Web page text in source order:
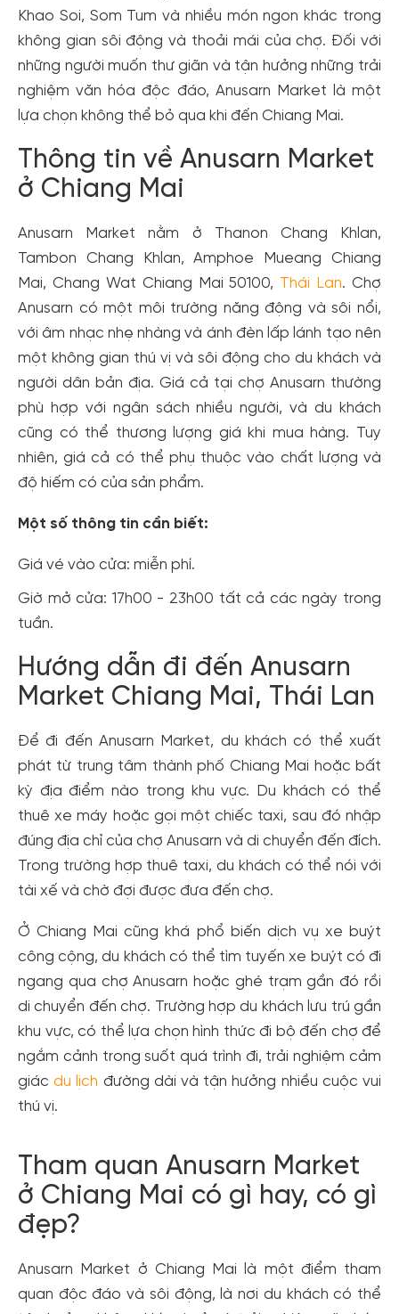
Khao Soi, Som Tum và nhiều món ngon khác trong
không gian sôi động và thoải mái của chợ. Đối với
những người muốn thư giãn và tận hưởng những trải
nghiệm văn hóa độc đáo, Anusarn Market là một
lựa chọn không thể bỏ qua khi đến Chiang Mai.
Thông tin về Anusarn Market
ở Chiang Mai
Anusarn Market nằm ở Thanon Chang Khlan,
Tambon Chang Khlan, Amphoe Mueang Chiang
Mai, Chang Wat Chiang Mai 50100, Thái Lan. Chợ
Anusarn có một môi trường năng động và sôi nổi,
với âm nhạc nhẹ nhàng và ánh đèn lấp lánh tạo nên
một không gian thú vị và sôi động cho du khách và
người dân bản địa. Giá cả tại chợ Anusarn thường
phù hợp với ngân sách nhiều người, và du khách
cũng có thể thương lượng giá khi mua hàng. Tuy
nhiên, giá cả có thể phụ thuộc vào chất lượng và
độ hiếm có của sản phẩm.
Một số thông tin cần biết:
Giá vé vào cửa: miễn phí.
Giờ mở cửa: 17h00 - 23h00 tất cả các ngày trong
tuần.
Hướng dẫn đi đến Anusarn
Market Chiang Mai, Thái Lan
Để đi đến Anusarn Market, du khách có thể xuất
phát từ trung tâm thành phố Chiang Mai hoặc bất
kỳ địa điểm nào trong khu vực. Du khách có thể
thuê xe máy hoặc gọi một chiếc taxi, sau đó nhập
đúng địa chỉ của chợ Anusarn và di chuyển đến đích.
Trong trường hợp thuê taxi, du khách có thể nói với
tài xế và chờ đợi được đưa đến chợ.
Ở Chiang Mai cũng khá phổ biến dịch vụ xe buýt
công cộng, du khách có thể tìm tuyến xe buýt có đi
ngang qua chợ Anusarn hoặc ghé trạm gần đó rồi
di chuyển đến chợ. Trường hợp du khách lưu trú gần
khu vực, có thể lựa chọn hình thức đi bộ đến chợ để
ngắm cảnh trong suốt quá trình đi, trải nghiệm cảm
giácdu lịch đường dài và tận hưởng nhiều cuộc vui
thú vị.
Tham quan Anusarn Market
ở Chiang Mai có gì hay, có gì
đẹp?
Anusarn Market ở Chiang Mai là một điểm tham
quan độc đáo và sôi động, là nơi du khách có thể